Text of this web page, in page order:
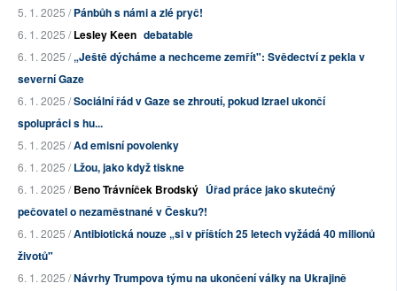
5. 1. 2025 /Pánbůh s námi a zlé pryč!
6. 1. 2025 /Lesley Keen debatable
6. 1. 2025 /„Ještě dýcháme a nechceme zemřít": Svědectví z pekla v
severní Gaze
6. 1. 2025 /Sociální řád v Gaze se zhroutí, pokud Izrael ukončí
spolupráci s hu...
5. 1. 2025 /Ad emisní povolenky
6. 1. 2025 /Lžou, jako když tiskne
6. 1. 2025 /Beno Trávníček Brodský Úřad práce jako skutečný
pečovatel o nezaměstnané v Česku?!
6. 1. 2025 /Antibiotická nouze „si v příštích 25 letech vyžádá 40 milionů
životů"
6. 1. 2025 /Návrhy Trumpova týmu na ukončení války na Ukrajině